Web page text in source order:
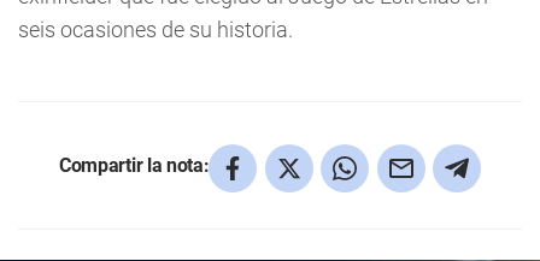
seis ocasiones de su historia.
Compartir la nota: